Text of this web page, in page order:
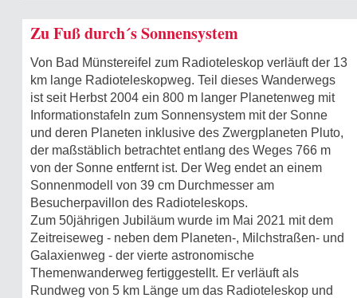
Zu Fuß durch´s Sonnensystem
Von Bad Münstereifel zum Radioteleskop verläuft der 13
km lange Radioteleskopweg. Teil dieses Wanderwegs
ist seit Herbst 2004 ein 800 m langer Planetenweg mit
Informationstafeln zum Sonnensystem mit der Sonne
und deren Planeten inklusive des Zwergplaneten Pluto,
der maßstäblich betrachtet entlang des Weges 766 m
von der Sonne entfernt ist. Der Weg endet an einem
Sonnenmodell von 39 cm Durchmesser am
Besucherpavillon des Radioteleskops.
Zum 50jährigen Jubiläum wurde im Mai 2021 mit dem
Zeitreiseweg - neben dem Planeten-, Milchstraßen- und
Galaxienweg - der vierte astronomische
Themenwanderweg fertiggestellt. Er verläuft als
Rundweg von 5 km Länge um das Radioteleskop und